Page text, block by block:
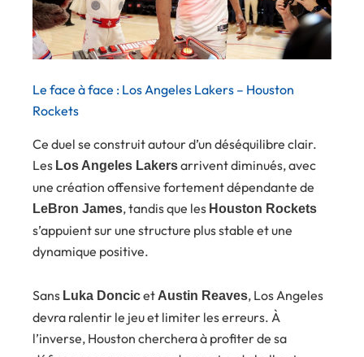
Le face à face : Los Angeles Lakers – Houston
Rockets
Ce duel se construit autour d’un déséquilibre clair.
Les Los Angeles Lakersarrivent diminués, avec
une création offensive fortement dépendante de
LeBron James, tandis que les Houston Rockets
s’appuient sur une structure plus stable et une
dynamique positive.
Sans Luka Doncicet Austin Reaves, Los Angeles
devra ralentir le jeu et limiter les erreurs. À
l’inverse, Houston cherchera à profiter de sa